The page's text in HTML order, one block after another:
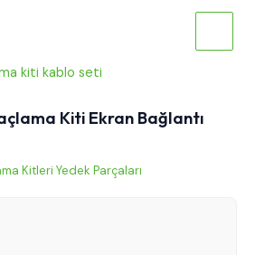
Main
Menu
Kiti Ekran Bağlantı
Kitleri Yedek Parçaları